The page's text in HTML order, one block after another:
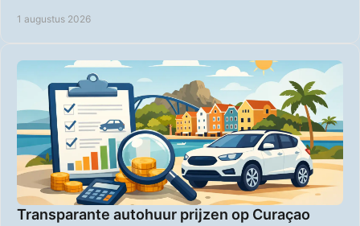
1 augustus 2026
Transparante autohuur prijzen op Curaçao